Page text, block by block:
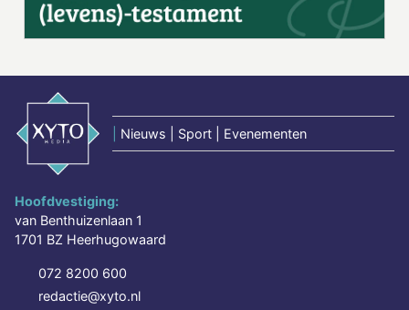
Nieuws | Sport | Evenementen
Hoofdvestiging:
van Benthuizenlaan 1
1701 BZ Heerhugowaard
072 8200 600
redactie@xyto.nl